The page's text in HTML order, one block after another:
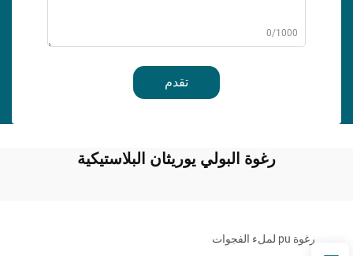
0/1000
تقدم
رغوة البولي يوريثان البلاستيكية
رغوة pu لملء الفجوات